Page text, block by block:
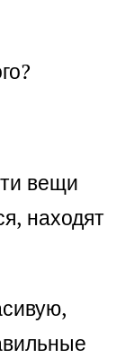
вещи
находят